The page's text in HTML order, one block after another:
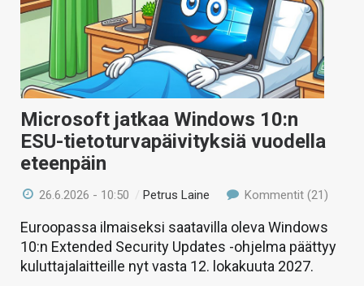
KAUPPA
VAIHDA TEEMA
HAKU
Microsoft jatkaa Windows 10:n
ESU-tietoturvapäivityksiä vuodella
eteenpäin
26.6.2026 - 10:50 /Petrus Laine Kommentit (21)
Euroopassa ilmaiseksi saatavilla oleva Windows
10:n Extended Security Updates -ohjelma päättyy
kuluttajalaitteille nyt vasta 12. lokakuuta 2027.